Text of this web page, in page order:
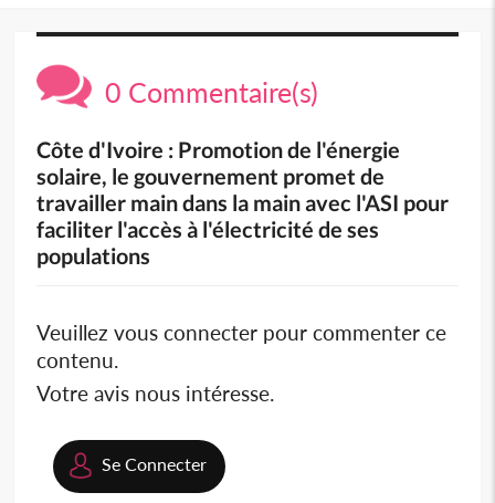
0 Commentaire(s)
Côte d'Ivoire : Promotion de l'énergie
solaire, le gouvernement promet de
travailler main dans la main avec l'ASI pour
faciliter l'accès à l'électricité de ses
populations
Veuillez vous connecter pour commenter ce
contenu.
Votre avis nous intéresse.
Se Connecter